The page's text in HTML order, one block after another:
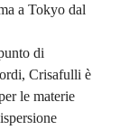
a Tokyo dal
di
Crisafulli è
le materie